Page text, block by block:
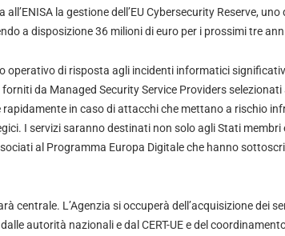
la gestione dell’EU Cybersecurity Reserve,
a disposizione 36 milioni di euro per i prossimi tre
operativo di risposta agli incidenti informatici
da Managed Security Service Providers
rapidamente in caso di attacchi che mettano a rischio
I servizi saranno destinati non solo agli Stati membri
al Programma Europa Digitale che hanno
centrale. L’Agenzia si occuperà dell’acquisizione dei
autorità nazionali e dal CERT-UE e del